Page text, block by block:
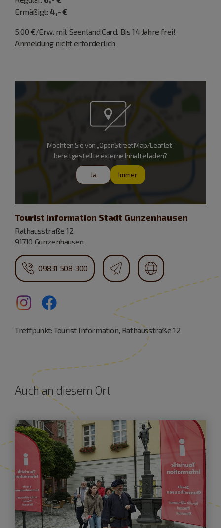
Ermäßigt: 4,- €
5,00 €/Erw. mit Seenland.Card. Bis 14 Jahre frei!
Anmeldung nicht erforderlich
Möchten Sie von „OpenStreetMap/Leaflet“
bereitgestellte externe Inhalte laden?
Ja Immer
Tourist Information Stadt Gunzenhausen
Rathausstraße 12
91710 Gunzenhausen
09831 508-300
Treffpunkt: Tourist Information, Rathausstraße 12
Auch an diesem Ort